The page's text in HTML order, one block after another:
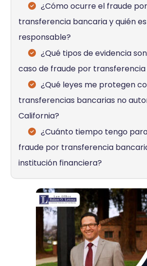
¿Cómo ocurre el fraude por
transferencia bancaria y quién es
responsable?
¿Qué tipos de evidencia
caso de fraude por
¿Qué leyes me protegen
transferencias bancarias no
California?
¿Cuánto tiempo tengo
fraude por transferencia
institución financiera?